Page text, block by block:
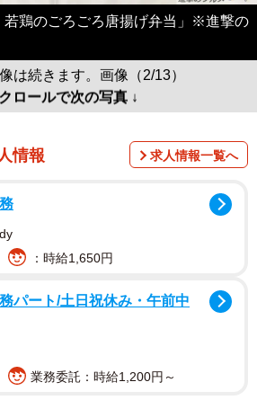
若鶏のごろごろ唐揚げ弁当」※進撃の
は続きます。画像（2/13）
ロールで次の写真 ↓
情報 求人情報一覧へ
：時給1,650円
パート/土日祝休み・午前中
業務委託：時給1,200円～